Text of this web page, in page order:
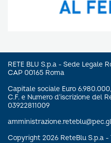
RETE BLU S.p.a - Sede Legale
CAP 00165 Roma
Capitale sociale Euro
C.F. e Numero d’iscrizione del
03922811009
Copyright 2026 ReteBlu S.p.a